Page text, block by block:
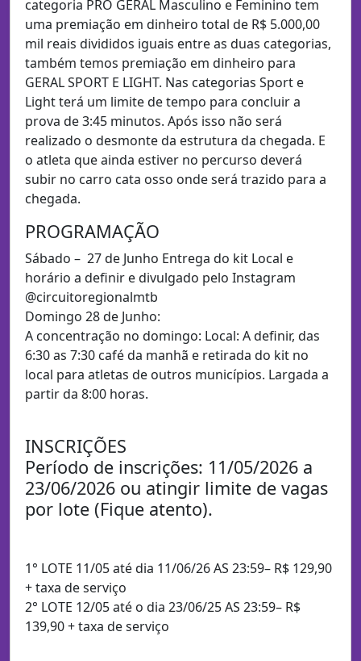
categoria PRO GERAL Masculino e Feminino tem
uma premiação em dinheiro total de R$ 5.000,00
mil reais divididos iguais entre as duas categorias,
também temos premiação em dinheiro para
GERAL SPORT E LIGHT. Nas categorias Sport e
Light terá um limite de tempo para concluir a
prova de 3:45 minutos. Após isso não será
realizado o desmonte da estrutura da chegada. E
o atleta que ainda estiver no percurso deverá
subir no carro cata osso onde será trazido para a
chegada.
PROGRAMAÇÃO
Sábado – 27 de Junho Entrega do kit Local e
horário a definir e divulgado pelo Instagram
@circuitoregionalmtb
Domingo 28 de Junho:
A concentração no domingo: Local: A definir, das
6:30 as 7:30 café da manhã e retirada do kit no
local para atletas de outros municípios. Largada a
partir da 8:00 horas.
INSCRIÇÕES
Período de inscrições: 11/05/2026 a
23/06/2026 ou atingir limite de vagas
por lote (Fique atento).
1° LOTE 11/05 até dia 11/06/26 AS 23:59– R$ 129,90
+ taxa de serviço
2° LOTE 12/05 até o dia 23/06/25 AS 23:59– R$
139,90 + taxa de serviço